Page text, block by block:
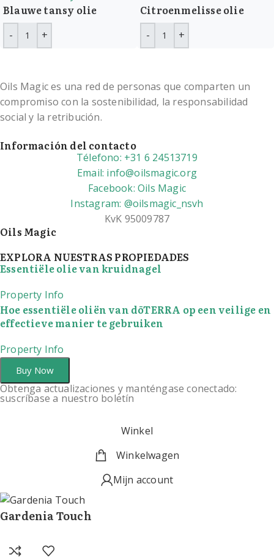
Blauwe tansy olie Citroenmelisse olie
Oils Magic es una red de personas que comparten un
compromiso con la sostenibilidad, la responsabilidad
social y la retribución.
Información del contacto
Télefono: +31 6 24513719
Email: info@oilsmagic.org
Facebook: Oils Magic
Instagram: @oilsmagic_nsvh
KvK 95009787
Oils Magic
EXPLORA NUESTRAS PROPIEDADES
Essentiële olie van kruidnagel
Property Info
Hoe essentiële oliën van dōTERRA op een veilige en
effectieve manier te gebruiken
Property Info
Buy Now
Obtenga actualizaciones y manténgase conectado:
suscríbase a nuestro boletín
Winkel
Winkelwagen
Mijn account
Gardenia Touch